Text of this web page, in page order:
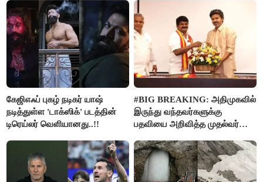
கேஜிஎஃப் புகழ் நடிகர் யாஷ்
நடித்துள்ள 'டாக்‌ஸிக்' படத்தின்
டிரெய்லர் வெளியானது..!!
#BIG BREAKING: அதிமுகவில்
இருந்து வந்தவர்களுக்கு
பதவியை அறிவித்த முதல்வர்